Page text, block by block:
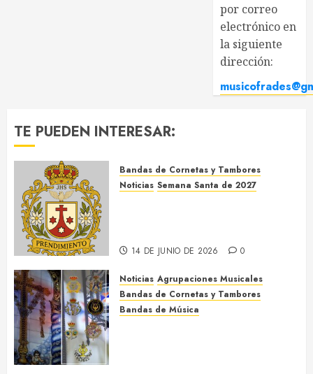
por correo
electrónico en
la siguiente
dirección:
TE PUEDEN INTERESAR:
Bandas de Cornetas y Tambores
Noticias Semana Santa de 2027
14 DE JUNIO DE 2026 0
Noticias Agrupaciones Musicales
Bandas de Cornetas y Tambores
Bandas de Música